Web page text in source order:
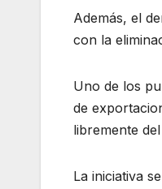
Además, el
con la
Uno de los
de
libremente
La iniciativa